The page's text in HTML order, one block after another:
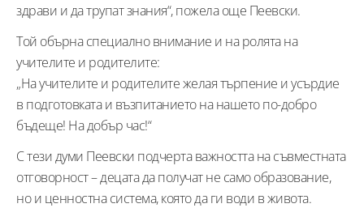
здрави и да трупат знания“, пожела още Пеевски.
Той обърна специално внимание и на ролята на
учителите и родителите:
„На учителите и родителите желая търпение и усърдие
в подготовката и възпитанието на нашето по-добро
бъдеще! На добър час!“
С тези думи Пеевски подчерта важността на съвместната
отговорност – децата да получат не само образование,
но и ценностна система, която да ги води в живота.